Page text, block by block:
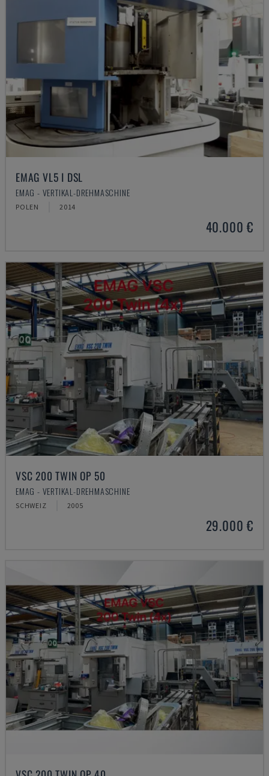
EMAG VL5 I DSL
EMAG - VERTIKAL-DREHMASCHINE
POLEN 2014
40.000 €
VSC 200 TWIN OP 50
EMAG - VERTIKAL-DREHMASCHINE
SCHWEIZ 2005
29.000 €